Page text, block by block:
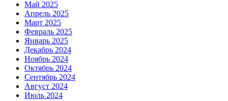
Май 2025
Апрель 2025
Март 2025
Февраль 2025
Январь 2025
Декабрь 2024
Ноябрь 2024
Октябрь 2024
Сентябрь 2024
Август 2024
Июль 2024